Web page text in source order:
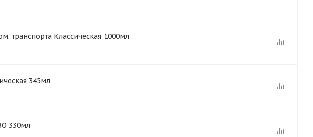
транспорта Классическая 1000мл
345мл
330мл